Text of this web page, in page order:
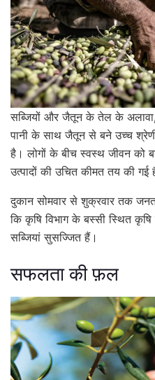
सब्जियों और जैतून के तेल के अलावा,
पानी के साथ जैतून से बने उच्च
है। लोगों के बीच स्वस्थ जीवन को
उत्पादों की उचित कीमत तय की गई
दुकान सोमवार से शुक्रवार तक
कि कृषि विभाग के बस्सी स्थित
सब्जियां सुसज्जित हैं।
सफलता की फ़ल